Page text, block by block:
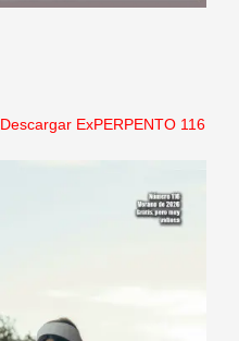
Descargar ExPERPENTO 116